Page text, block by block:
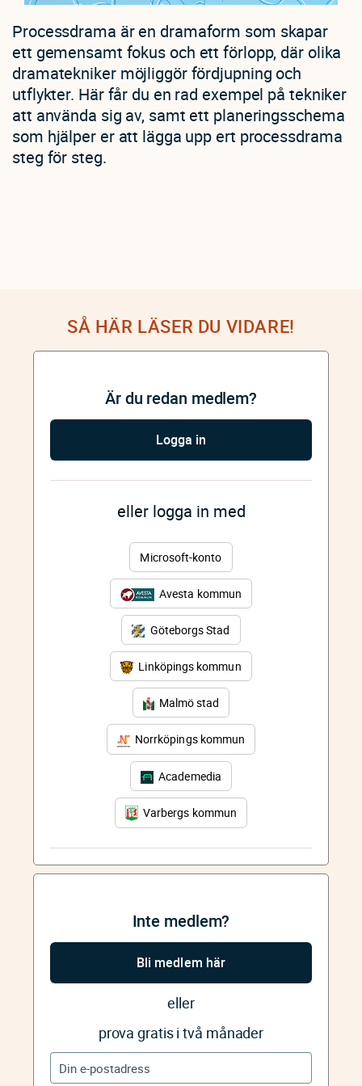
Processdrama är en dramaform som skapar
ett gemensamt fokus och ett förlopp, där olika
dramatekniker möjliggör fördjupning och
utflykter. Här får du en rad exempel på tekniker
att använda sig av, samt ett planeringsschema
som hjälper er att lägga upp ert processdrama
steg för steg.
SÅ HÄR LÄSER DU VIDARE!
Är du redan medlem?
Logga in
eller logga in med
Microsoft-konto
Avesta kommun
Göteborgs Stad
Linköpings kommun
Malmö stad
Norrköpings kommun
Academedia
Varbergs kommun
Inte medlem?
Bli medlem här
eller
prova gratis i två månader